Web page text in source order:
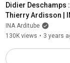
Didier Deschamps
Thierry Ardisson |
INA Arditube
130K views • 3 years